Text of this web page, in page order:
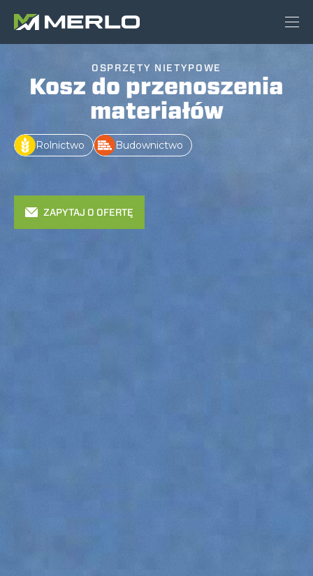
OSPRZĘTY NIETYPOWE
Kosz do przenoszenia
materiałów
Rolnictwo Budownictwo
ZAPYTAJ O OFERTĘ